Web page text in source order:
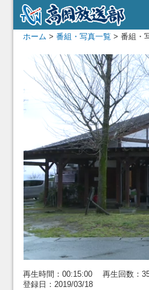
ホーム > 番組・写真一覧 > 番組・
再生時間：00:15:00 再生回数：
登録日：2019/03/18